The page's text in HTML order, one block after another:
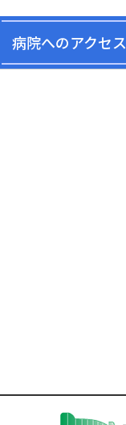
病院へのアクセス